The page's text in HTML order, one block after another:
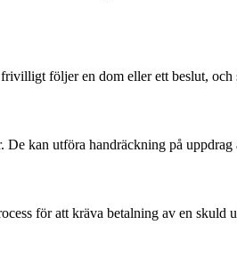
följer en dom eller ett beslut,
kan utföra handräckning på uppdrag
för att kräva betalning av en skuld